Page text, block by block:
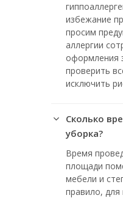
избежание
просим
аллергии
оформления
проверить
исключить
Сколько
уборка?
Время
площади
мебели и
правило,